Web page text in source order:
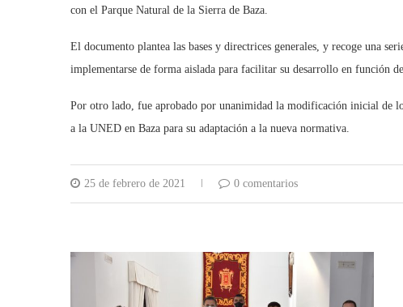
con el Parque Natural de la Sierra de Baza.
El documento plantea las bases y directrices generales, y recoge una
implementarse de forma aislada para facilitar su desarrollo en función
Por otro lado, fue aprobado por unanimidad la modificación inicial de
a la UNED en Baza para su adaptación a la nueva normativa.
25 de febrero de 2021 0 comentarios